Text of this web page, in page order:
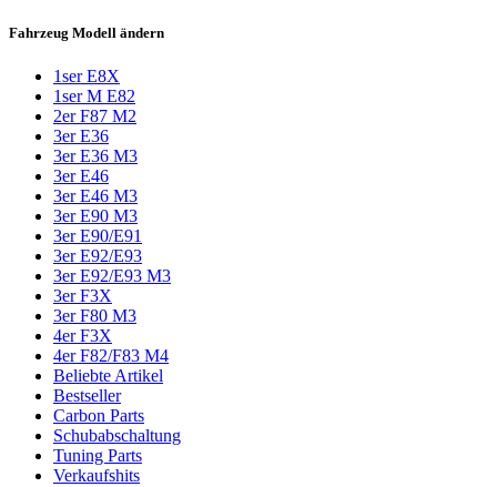
Fahrzeug Modell ändern
1ser E8X
1ser M E82
2er F87 M2
3er E36
3er E36 M3
3er E46
3er E46 M3
3er E90 M3
3er E90/E91
3er E92/E93
3er E92/E93 M3
3er F3X
3er F80 M3
4er F3X
4er F82/F83 M4
Beliebte Artikel
Bestseller
Carbon Parts
Schubabschaltung
Tuning Parts
Verkaufshits​